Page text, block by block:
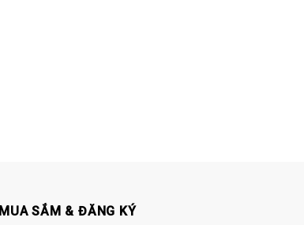
MUA SẮM & ĐĂNG KÝ